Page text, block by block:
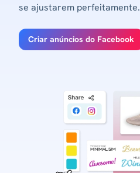
se ajustarem perfeitamente.
Criar anúncios do Facebook